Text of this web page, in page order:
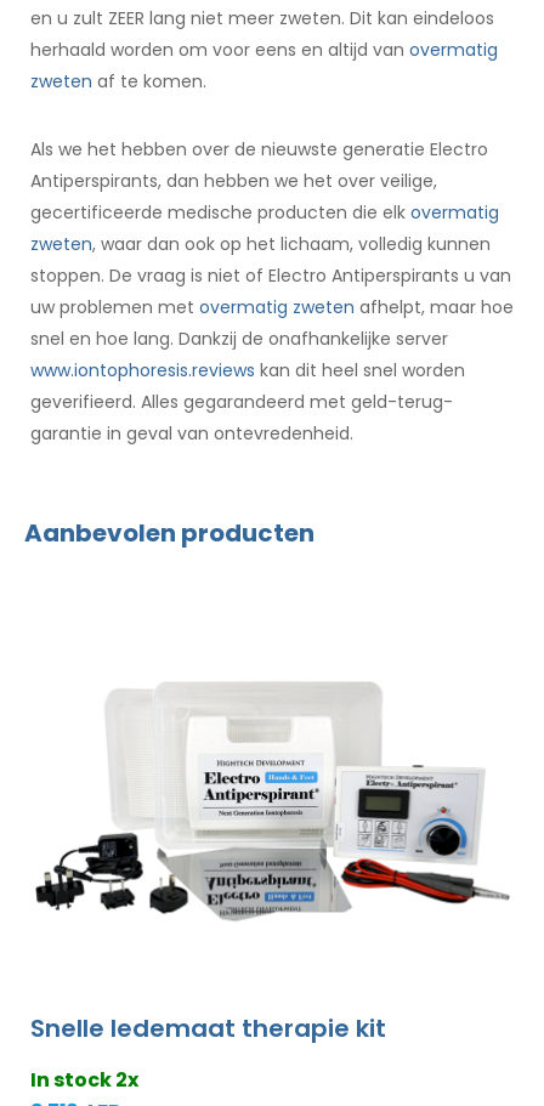
en u zult ZEER lang niet meer zweten. Dit kan eindeloos
herhaald worden om voor eens en altijd van overmatig
zweten af te komen.
Als we het hebben over de nieuwste generatie Electro
Antiperspirants, dan hebben we het over veilige,
gecertificeerde medische producten die elk overmatig
zweten, waar dan ook op het lichaam, volledig kunnen
stoppen. De vraag is niet of Electro Antiperspirants u van
uw problemen met overmatig zweten afhelpt, maar hoe
snel en hoe lang. Dankzij de onafhankelijke server
www.iontophoresis.reviews kan dit heel snel worden
geverifieerd. Alles gegarandeerd met geld-terug-
garantie in geval van ontevredenheid.
Aanbevolen producten
Snelle ledemaat therapie kit
In stock 2x